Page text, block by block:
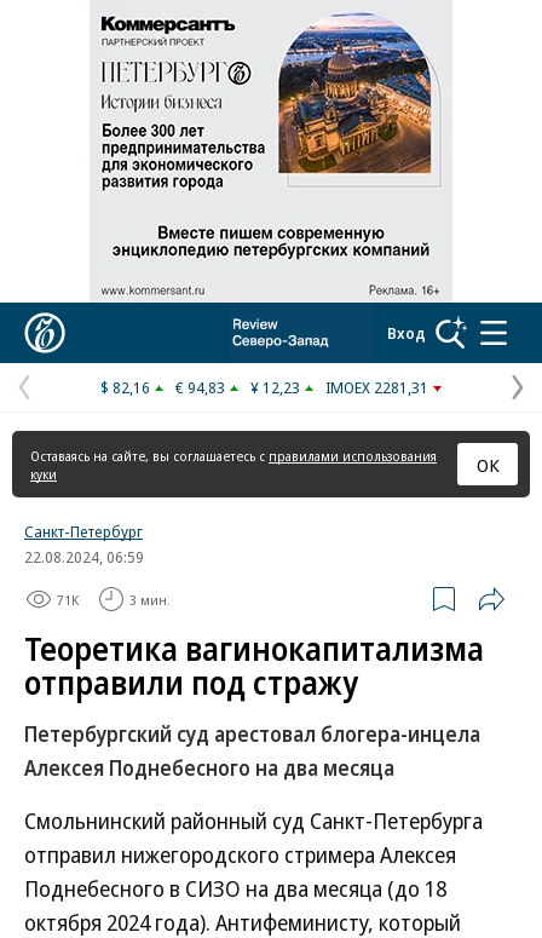
Реклама в «Ъ» www.kommersant.ru/ad
Вход
Предыдущая
страница
$ 82,16 € 94,83 ¥ 12,23 IMOEX 2281,31
Оставаясь на сайте, вы соглашаетесь с правилами использования
куки
ОК
Санкт-Петербург
22.08.2024, 06:59
71K 3 мин.
Теоретика вагинокапитализма
отправили под стражу
Петербургский суд арестовал блогера-инцела
Алексея Поднебесного на два месяца
Смольнинский районный суд Санкт-Петербурга
отправил нижегородского стримера Алексея
Поднебесного в СИЗО на два месяца (до 18
октября 2024 года). Антифеминисту, который